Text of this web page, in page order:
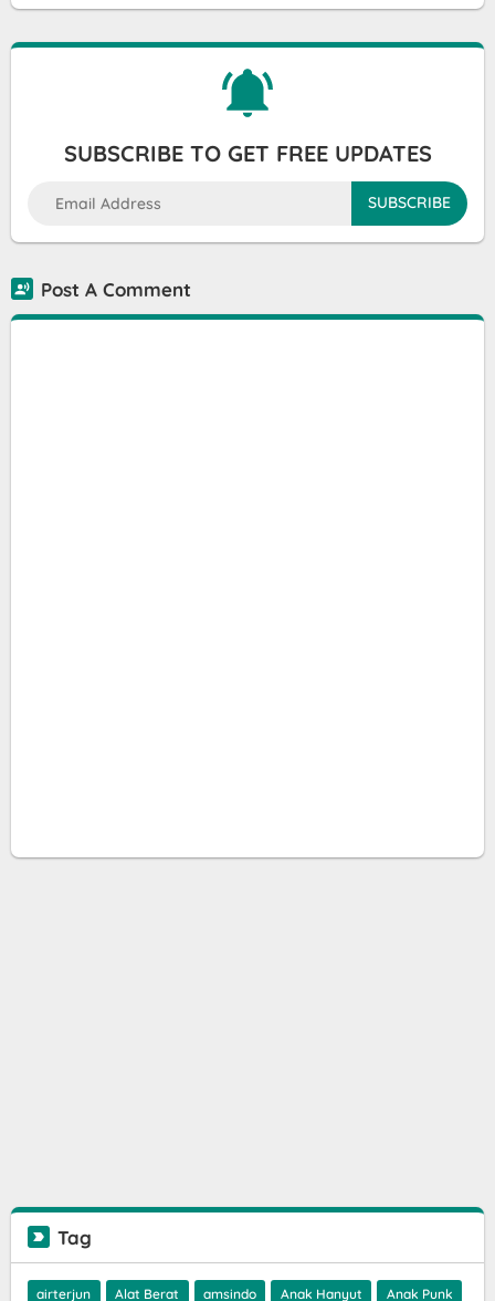
SUBSCRIBE TO GET FREE UPDATES
Post A Comment
Tag
airterjun Alat Berat amsindo Anak Hanyut Anak Punk